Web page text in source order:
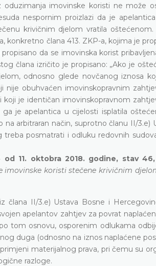
imovinske koristi ne može
nespornim proizlazi da je
krivičnim djelom vratila
člana 413. ZKP-a, kojima je
da se imovinska korist
člana izričito je propisano: „Ako je
odnosno glede novčanog iznosa
obuhvaćen imovinskopravnim
je identičan imovinskopravnom
je apelantica u cijelosti isplatila
arbitraran način, suprotno članu II/3.e)
treba posmatrati i odluku redovnih
11. oktobra 2018. godine, stav
imovinske koristi stečene krivičnim
člana II/3.e) Ustava Bosne i
apelantov zahtjev za povrat
tom osnovu, osporenim odlukama
duga (odnosno na iznos naplaćene
materijalnog prava, pri čemu su
razloge.